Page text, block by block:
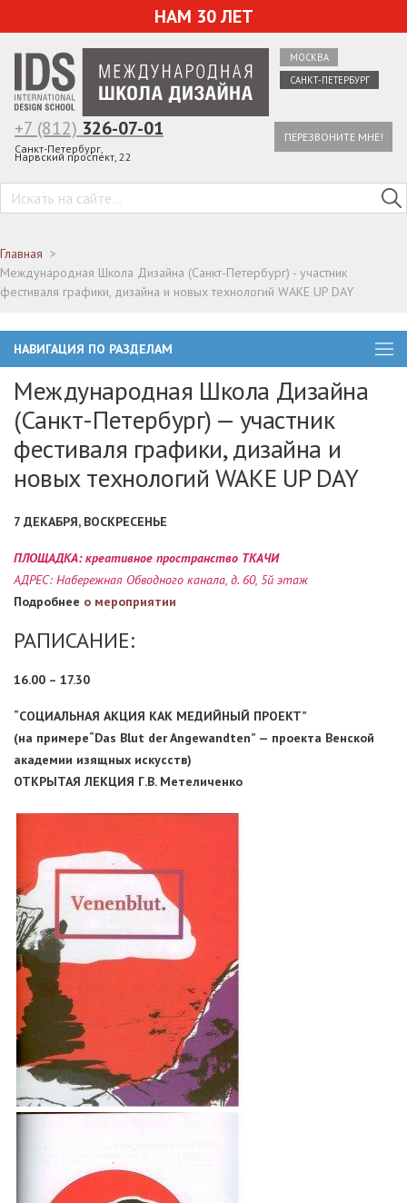
НАМ 30 ЛЕТ
МОСКВА
САНКТ-ПЕТЕРБУРГ
ПЕРЕЗВОНИТЕ МНЕ!
+7 (812) 326-07-01
Санкт-Петербург,
Нарвский проспект, 22
Главная
Международная Школа Дизайна (Санкт-Петербург) - участник
фестиваля графики, дизайна и новых технологий WAKE UP DAY
НАВИГАЦИЯ ПО РАЗДЕЛАМ
Международная Школа Дизайна
(Санкт-Петербург) — участник
фестиваля графики, дизайна и
новых технологий WAKE UP DAY
7 ДЕКАБРЯ, ВОСКРЕСЕНЬЕ
ПЛОЩАДКА: креативное пространство ТКАЧИ
АДРЕС: Набережная Обводного канала, д. 60, 5й этаж
Подробнее о мероприятии
РАПИСАНИЕ:
16.00 – 17.30
“СОЦИАЛЬНАЯ АКЦИЯ КАК МЕДИЙНЫЙ ПРОЕКТ”
(на примере“Das Blut der Angewandten” — проекта Венской
академии изящных искусств)
ОТКРЫТАЯ ЛЕКЦИЯ Г.В. Метеличенко